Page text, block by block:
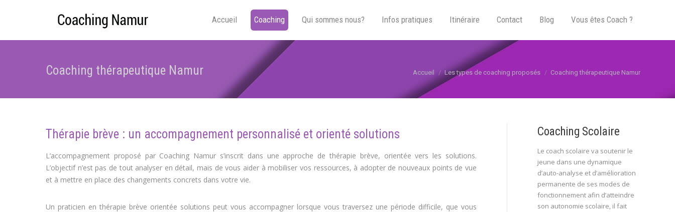
Accueil Coaching Qui sommes nous? Infos pratiques Itinéraire Contact Blog Vous êtes Coach ?
Coaching thérapeutique Namur Vous êtes ici :
Accueil Les types de coaching proposés Coaching thérapeutique Namur
Thérapie brève : un accompagnement personnalisé et orienté solutions
L’accompagnement proposé par Coaching Namur s’inscrit dans une approche de thérapie brève, orientée vers les solutions.
L’objectif n’est pas de tout analyser en détail, mais de vous aider à mobiliser vos ressources, à adopter de nouveaux points de vue
et à mettre en place des changements concrets dans votre vie.
Un praticien en thérapie brève orientée solutions peut vous accompagner lorsque vous traversez une période difficile, que vous
Coaching Scolaire
Le coach scolaire va soutenir le
jeune dans une dynamique
d’auto-analyse et d’amélioration
permanente de ses modes de
fonctionnement afin d’atteindre
son autonomie scolaire, il fait